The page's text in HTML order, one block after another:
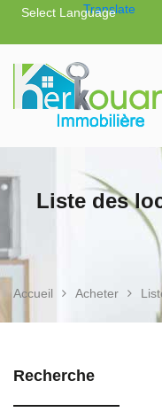
Powered byTranslate
Liste des
Accueil Acheter
Recherche